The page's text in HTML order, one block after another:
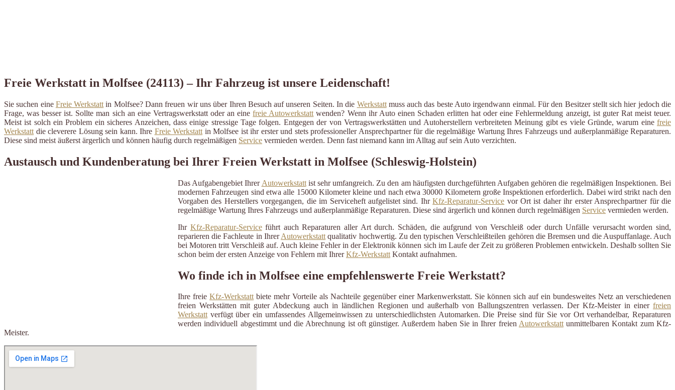
Freie Werkstatt in Molfsee (24113) – Ihr Fahrzeug ist unsere Leidenschaft!
Sie suchen eine Freie Werkstatt in Molfsee? Dann freuen wir uns über Ihren Besuch auf unseren Seiten. In die Werkstattmuss auch das beste Auto irgendwann einmal. Für den Besitzer stellt sich hier jedoch die
Frage, was besser ist. Sollte man sich an eine Vertragswerkstatt oder an einefreie Autowerkstatt wenden? Wenn ihr Auto einen Schaden erlitten hat oder eine Fehlermeldung anzeigt, ist guter Rat meist teuer.
Meist ist solch ein Problem ein sicheres Anzeichen, dass einige stressige Tage folgen. Entgegen der von Vertragswerkstätten und Autoherstellern verbreiteten Meinung gibt es viele Gründe, warum eine freie
Werkstatt die cleverere Lösung sein kann. Ihre Freie Werkstatt in Molfsee ist ihr erster und stets professioneller Ansprechpartner für die regelmäßige Wartung Ihres Fahrzeugs und außerplanmäßige Reparaturen.
Diese sind meist äußerst ärgerlich und können häufig durch regelmäßigen Service vermieden werden. Denn fast niemand kann im Alltag auf sein Auto verzichten.
Austausch und Kundenberatung bei Ihrer Freien Werkstatt in Molfsee (Schleswig-Holstein)
Das Aufgabengebiet Ihrer Autowerkstattist sehr umfangreich. Zu den am häufigsten durchgeführten Aufgaben gehören die regelmäßigen Inspektionen. Bei
modernen Fahrzeugen sind etwa alle 15000 Kilometer kleine und nach etwa 30000 Kilometern große Inspektionen erforderlich. Dabei wird strikt nach den
Vorgaben des Herstellers vorgegangen, die im Serviceheft aufgelistet sind. IhrKfz-Reparatur-Service vor Ort ist daher ihr erster Ansprechpartner für die
regelmäßige Wartung Ihres Fahrzeugs und außerplanmäßige Reparaturen. Diese sind ärgerlich und können durch regelmäßigen Service vermieden werden.
Ihr Kfz-Reparatur-Serviceführt auch Reparaturen aller Art durch. Schäden, die aufgrund von Verschleiß oder durch Unfälle verursacht worden sind,
reparieren die Fachleute in IhrerAutowerkstatt qualitativ hochwertig. Zu den typischen Verschleißteilen gehören die Bremsen und die Auspuffanlage. Auch
bei Motoren tritt Verschleiß auf. Auch kleine Fehler in der Elektronik können sich im Laufe der Zeit zu größeren Problemen entwickeln. Deshalb sollten Sie
schon beim der ersten Anzeige von Fehlern mit IhrerKfz-Werkstatt Kontakt aufnahmen.
Wo finde ich in Molfsee eine empfehlenswerte Freie Werkstatt?
Ihre freie Kfz-Werkstattbiete mehr Vorteile als Nachteile gegenüber einer Markenwerkstatt. Sie können sich auf ein bundesweites Netz an verschiedenen
freien Werkstätten mit guter Abdeckung auch in ländlichen Regionen und außerhalb von Ballungszentren verlassen. Der Kfz-Meister in einer freien
Werkstattverfügt über ein umfassendes Allgemeinwissen zu unterschiedlichsten Automarken. Die Preise sind für Sie vor Ort verhandelbar, Reparaturen
werden individuell abgestimmt und die Abrechnung ist oft günstiger. Außerdem haben Sie in Ihrer freien Autowerkstattunmittelbaren Kontakt zum Kfz-
Meister.